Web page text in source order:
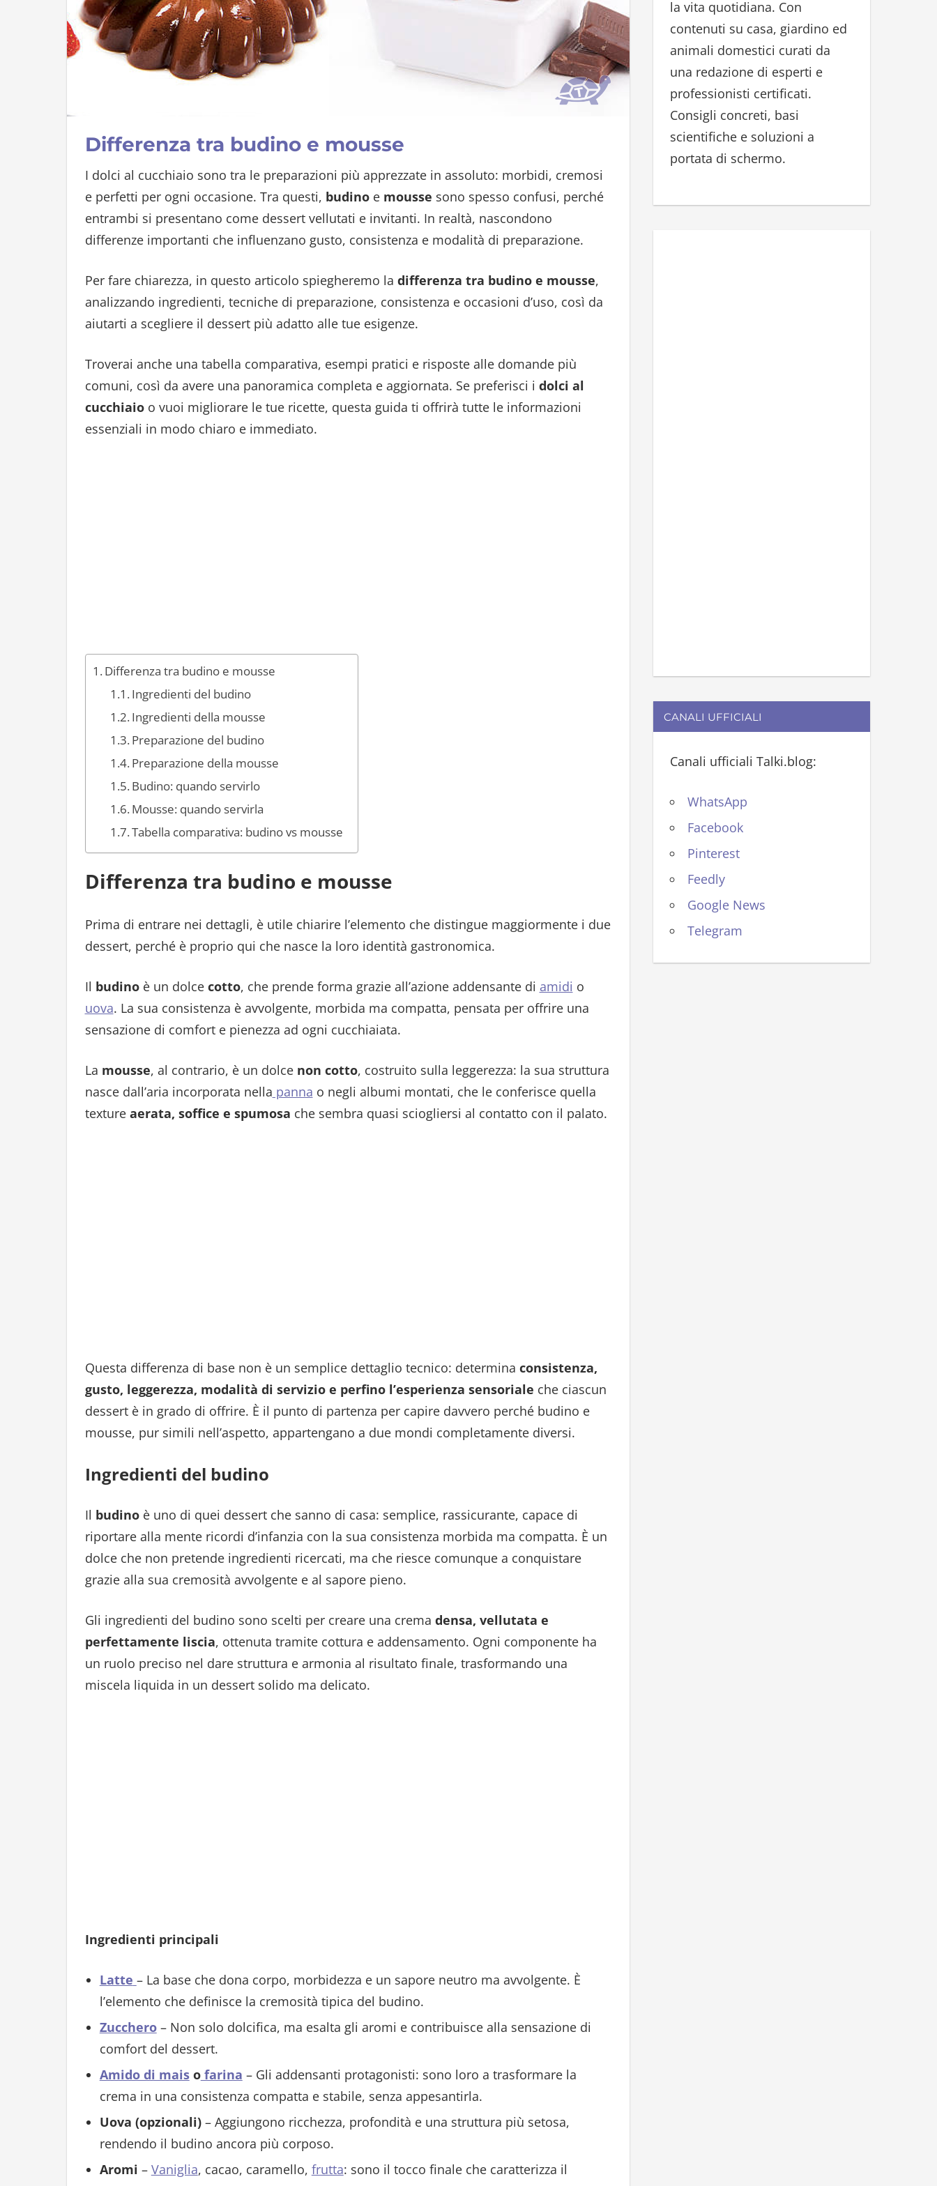
Differenza tra budino e mousse
I dolci al cucchiaio sono tra le preparazioni più apprezzate in assoluto: morbidi, cremosi
e perfetti per ogni occasione. Tra questi, budinoe mousse sono spesso confusi, perché
entrambi si presentano come dessert vellutati e invitanti. In realtà, nascondono
differenze importanti che influenzano gusto, consistenza e modalità di preparazione.
Per fare chiarezza, in questo articolo spiegheremo la differenza tra budino e mousse,
analizzando ingredienti, tecniche di preparazione, consistenza e occasioni d’uso, così da
aiutarti a scegliere il dessert più adatto alle tue esigenze.
Troverai anche una tabella comparativa, esempi pratici e risposte alle domande più
comuni, così da avere una panoramica completa e aggiornata. Se preferisci i dolci al
cucchiaioo vuoi migliorare le tue ricette, questa guida ti offrirà tutte le informazioni
essenziali in modo chiaro e immediato.
Differenza tra budino e mousse
Ingredienti del budino
Ingredienti della mousse
Preparazione del budino
Preparazione della mousse
Budino: quando servirlo
Mousse: quando servirla
Tabella comparativa: budino vs mousse
Differenza tra budino e mousse
Prima di entrare nei dettagli, è utile chiarire l’elemento che distingue maggiormente i due
dessert, perché è proprio qui che nasce la loro identità gastronomica.
Il budinoè un dolce cotto, che prende forma grazie all’azione addensante di amidi o
uova. La sua consistenza è avvolgente, morbida ma compatta, pensata per offrire una
sensazione di comfort e pienezza ad ogni cucchiaiata.
La mousse, al contrario, è un dolce non cotto, costruito sulla leggerezza: la sua struttura
nasce dall’aria incorporata nella panna o negli albumi montati, che le conferisce quella
texture aerata, soffice e spumosa che sembra quasi sciogliersi al contatto con il palato.
Questa differenza di base non è un semplice dettaglio tecnico: determina consistenza,
gusto, leggerezza, modalità di servizio e perfino l’esperienza sensoriale che ciascun
dessert è in grado di offrire. È il punto di partenza per capire davvero perché budino e
mousse, pur simili nell’aspetto, appartengano a due mondi completamente diversi.
Ingredienti del budino
Il budinoè uno di quei dessert che sanno di casa: semplice, rassicurante, capace di
riportare alla mente ricordi d’infanzia con la sua consistenza morbida ma compatta. È un
dolce che non pretende ingredienti ricercati, ma che riesce comunque a conquistare
grazie alla sua cremosità avvolgente e al sapore pieno.
Gli ingredienti del budino sono scelti per creare una crema densa, vellutata e
perfettamente liscia, ottenuta tramite cottura e addensamento. Ogni componente ha
un ruolo preciso nel dare struttura e armonia al risultato finale, trasformando una
miscela liquida in un dessert solido ma delicato.
Ingredienti principali
Latte – La base che dona corpo, morbidezza e un sapore neutro ma avvolgente. È
l’elemento che definisce la cremosità tipica del budino.
Zucchero– Non solo dolcifica, ma esalta gli aromi e contribuisce alla sensazione di
comfort del dessert.
Amido di maisofarina – Gli addensanti protagonisti: sono loro a trasformare la
crema in una consistenza compatta e stabile, senza appesantirla.
Uova (opzionali)– Aggiungono ricchezza, profondità e una struttura più setosa,
rendendo il budino ancora più corposo.
Aromi – Vaniglia, cacao, caramello, frutta: sono il tocco finale che caratterizza il
r
:
la vita quotidiana. Con
contenuti su casa, giardino ed
animali domestici curati da
una redazione di esperti e
professionisti certificati.
Consigli concreti, basi
scientifiche e soluzioni a
portata di schermo.
CANALI UFFICIALI
Canali ufficiali Talki.blog:
WhatsApp
Facebook
Pinterest
Feedly
Google News
Telegram